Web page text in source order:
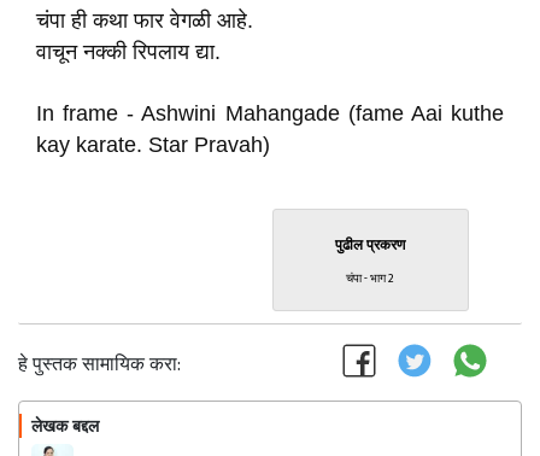
चंपा ही कथा फार वेगळी आहे.
वाचून नक्की रिपलाय द्या.
In frame - Ashwini Mahangade (fame Aai kuthe
kay karate. Star Pravah)
पुढील प्रकरण
चंपा - भाग 2
हे पुस्तक सामायिक करा:
लेखक बद्दल